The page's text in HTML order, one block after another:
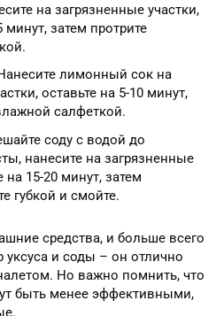
на загрязненные участки,
минут, затем протрите
лимонный сок на
оставьте на 5-10 минут,
салфеткой.
соду с водой до
нанесите на загрязненные
на 15-20 минут, затем
губкой и смойте.
средства, и больше всего
уксуса и соды – он отлично
Но важно помнить, что
быть менее эффективными,